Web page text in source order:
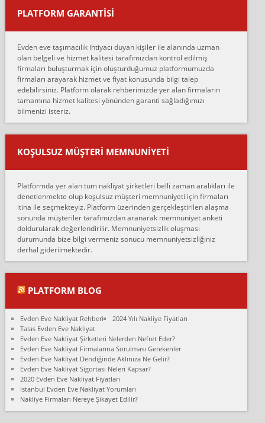
Murat:
çalıştıklarını, müş...
Ahmet:
Lüleburgaz güngünes evden eve naklyat eşyalarımı taşımak için
anlaştık sabah eve geldiklerinde de eşyalarımı düzgün şekilde
sarcaz demelerine r...
mehmet güldü:
Ankara ALİCANLAR NAKLİYAT Tutarsız ve ticari ahlak problemleri
var verdikleri fiyat teklifini arttırdılar. Sonrasında taşıma gününde
oldukça tutarsı...
Ankara Alicanlar naklyat tel 5465524025. 2600 TL'ye ankaradan
Konya ya Alicanlar naklyat la anlaştık bu şahıs evin taşınacağı gün
fiyatın mazoto gele...
Fatih kokmese:
Diyarbakır dan eşyamı getirtmek için anlaştım sözleşme yaptım.
Son anda fiyat artırdılar.. mecburiyetten tasittim.. bu kişiler ağrılı
Ali:
olduk. Asansörlü dediler sonra uraya asansör kurulmaz dediler
fark istediler. ortada asa...
Nimet:
Ben 2021 Ağustos ilk haftası Evimi taşıdım yani İstanbul'un bir
Mahallesi'nden bir başka Mahallesi'ne yani Ümraniye bölgesinde
oturuyorum önceleri ara...
Nimet Köse:
Merhaba ben 2021 Ağustos ilk haftası evimi Ümraniye'den Çok
PLATFORM GARANTİSİ
Evden eve taşımacılık ihtiyacı duyan kişiler ile alanında uzman
olan belgeli ve hizmet kalitesi tarafımızdan kontrol edilmiş
firmaları buluşturmak için oluşturduğumuz platformumuzda
firmaları arayarak hizmet ve fiyat konusunda bilgi talep
edebilirsiniz. Platform olarak rehberimizde yer alan firmaların
tamamına hizmet kalitesi yönünden garanti sağladığımızı
bilmenizi isteriz.
KOŞULSUZ MÜŞTERI MEMNUNIYETI
Platformda yer alan tüm nakliyat şirketleri belli zaman aralıkları ile
denetlenmekte olup koşulsuz müşteri memnuniyeti için firmaları
itina ile seçmekteyiz. Platform üzerinden gerçekleştirilen alaşma
sonunda müşteriler tarafımızdan aranarak memnuniyet anketi
doldurularak değerlendirilir. Memnuniyetsizlik oluşması
durumunda bize bilgi vermeniz sonucu memnuniyetsizliğiniz
derhal giderilmektedir.
PLATFORM BLOG
Evden Eve Nakliyat Rehberi
2024 Yılı Nakliye Fiyatları
Talas Evden Eve Nakliyat
Evden Eve Nakliyat Şirketleri Nelerden Nefret Eder?
Evden Eve Nakliyat Firmalarına Sorulması Gerekenler
Evden Eve Nakliyat Dendiğinde Aklınıza Ne Gelir?
Evden Eve Nakliyat Sigortası Neleri Kapsar?
2020 Evden Eve Nakliyat Fiyatları
İstanbul Evden Eve Nakliyat Yorumları
Nakliye Firmaları Nereye Şikayet Edilir?